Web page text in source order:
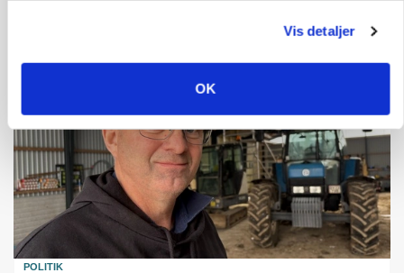
Vis detaljer
OK
POLITIK